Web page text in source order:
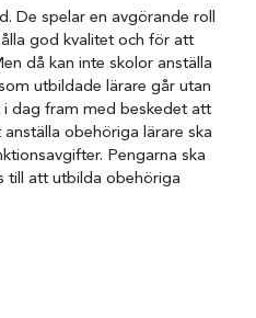
De spelar en avgörande roll
god kvalitet och för att
då kan inte skolor anställa
utbildade lärare går utan
dag fram med beskedet att
obehöriga lärare ska
Pengarna ska
till att utbilda obehöriga